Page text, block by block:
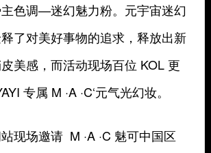
色调—迷幻魅力粉。元宇宙迷幻
了对美好事物的追求，释放出新
美感，而活动现场百位 KOL 更
专属 M ·A ·C‘元气光幻妆。
现场邀请 M ·A ·C 魅可中国区